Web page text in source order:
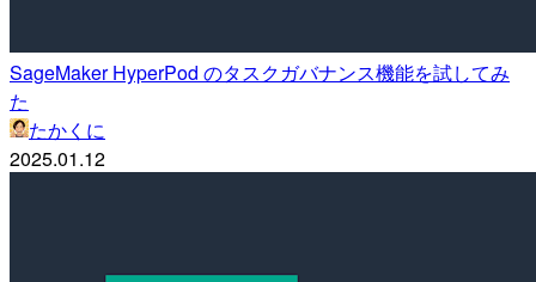
SageMaker HyperPod のタスクガバナンス機能を試してみ
た
たかくに
2025.01.12